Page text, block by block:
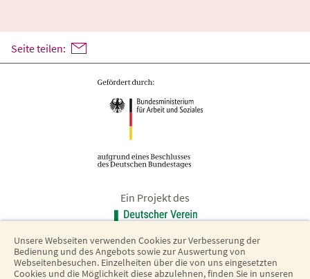
Seite teilen:
Ein Projekt des
Unsere Webseiten verwenden Cookies zur Verbesserung der
Bedienung und des Angebots sowie zur Auswertung von
Webseitenbesuchen. Einzelheiten über die von uns eingesetzten
Cookies und die Möglichkeit diese abzulehnen, finden Sie in unseren